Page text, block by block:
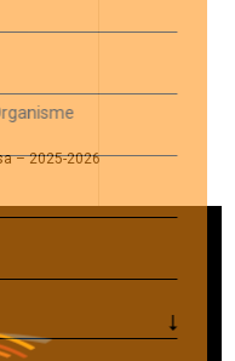
– 2025-2026